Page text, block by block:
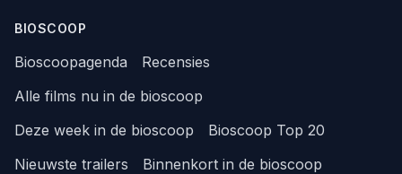
BIOSCOOP
Bioscoopagenda
Recensies
Alle films nu in de bioscoop
Deze week in de bioscoop
Bioscoop Top 20
Nieuwste trailers
Binnenkort in de bioscoop